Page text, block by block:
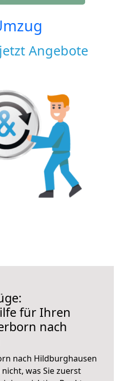
Angebote
für Ihren
nach
nach Hildburghausen
was Sie zuerst